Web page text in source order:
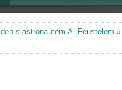
s astronautem A. Feustelem »